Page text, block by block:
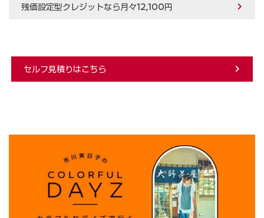
残価設定型クレジットなら月々12,100円
セルフ見積りはこちら